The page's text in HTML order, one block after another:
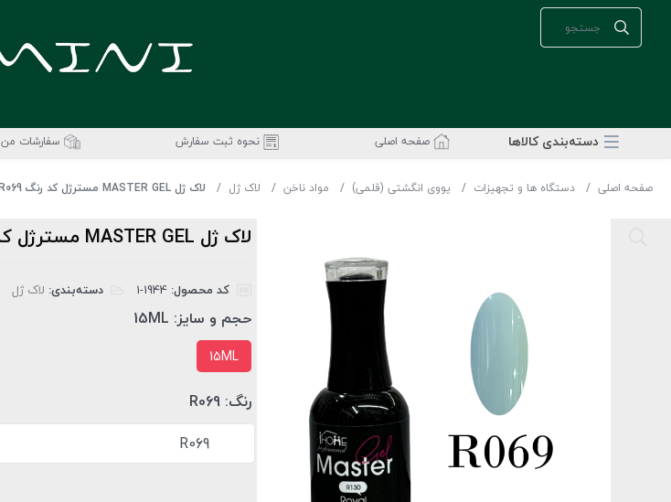
دسته‌بندی‌ کالاها صفحه اصلی نحوه ثبت سفارش سفارشات من
صفحه اصلی دستگاه ها و تجهیزات یووی انگشتی (قلمی) مواد ناخن لاک ژل لاک ژل MASTER GEL مسترژل کد رنگ R069حجم 15 میل
لاک ژل MASTER GEL مسترژل کد رنگ R069حجم 15 میل
کد محصول: دسته‌بندی: لاک ژل
حجم و سایز: 15ML
15ML
رنگ: R069
R069